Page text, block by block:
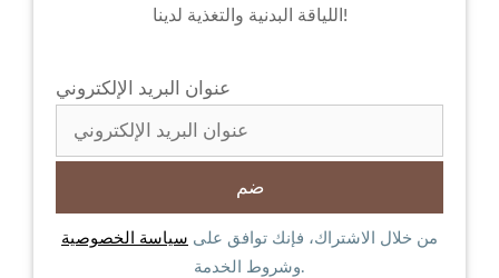
اللياقة البدنية والتغذية لدينا!
عنوان البريد الإلكتروني
من خلال الاشتراك، فإنك توافق على سياسة الخصوصية
وشروط الخدمة.